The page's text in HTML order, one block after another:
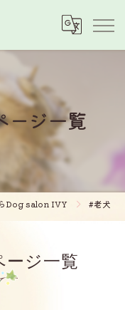
ージ一覧
Dog salon IVY #老犬
ージ一覧